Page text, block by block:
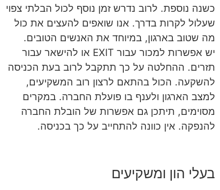
כשנה נוספת. לרוב נדרש זמן נוסף לכול הבלתי צפוי
שעלול לקרות בדרך. אנו שואפים להעצים את כול
מה שטוב בארגון, במיוחד את האנשים הטובים.
יש אפשרות למכור עבור EXIT או להישאר עבור
תזרים. ההחלטה על כך תתקבל לרוב בעת הכניסה
להשקעה. הכול בהתאם לרצון רוב המשקיעים,
למצב הארגון ולענף בו פועלת החברה. במקרים
מסוימים, תיתכן גם אפשרות של הובלת החברה
להנפקה. אין כוונה להתחייב על כך בכניסה.
בעלי הון ומשקיעים